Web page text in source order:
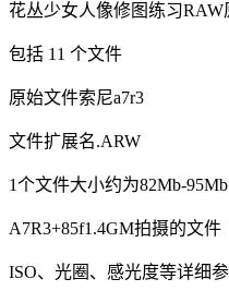
花丛少女人像修图练习RAW
包括 11 个文件
原始文件索尼a7r3
文件扩展名.ARW
1个文件大小约为82Mb-95Mb
A7R3+85f1.4GM拍摄的文件
ISO、光圈、感光度等详细